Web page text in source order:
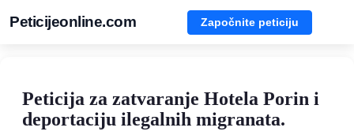
Peticijeonline.com Započnite peticiju
Peticija za zatvaranje Hotela Porin i
deportaciju ilegalnih migranata.